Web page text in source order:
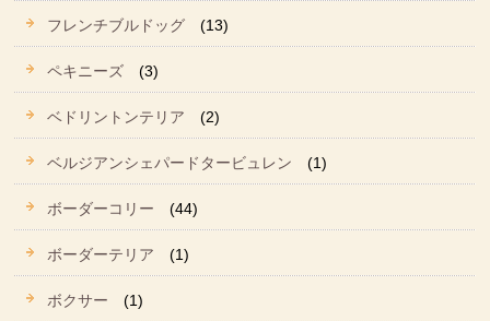
フレンチブルドッグ (13)
ペキニーズ (3)
ベドリントンテリア (2)
ベルジアンシェパードタービュレン (1)
ボーダーコリー (44)
ボーダーテリア (1)
ボクサー (1)